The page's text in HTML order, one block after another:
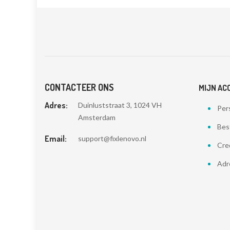
CONTACTEER ONS
Adres:
Duinluststraat 3, 1024 VH
Amsterdam
Email: support@fixlenovo.nl
MIJN